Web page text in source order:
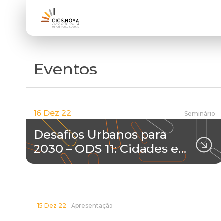
Eventos
16 Dez 22 Seminário
Desafios Urbanos para
2030 – ODS 11: Cidades e…
15 Dez 22 Apresentação